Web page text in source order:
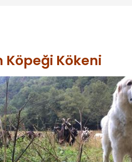
Köpeği Kökeni